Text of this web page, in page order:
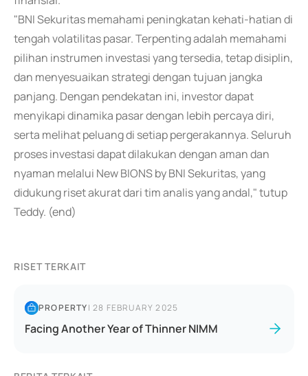
"BNI Sekuritas memahami peningkatan kehati-hatian di
tengah volatilitas pasar. Terpenting adalah memahami
pilihan instrumen investasi yang tersedia, tetap disiplin,
dan menyesuaikan strategi dengan tujuan jangka
panjang. Dengan pendekatan ini, investor dapat
menyikapi dinamika pasar dengan lebih percaya diri,
serta melihat peluang di setiap pergerakannya. Seluruh
proses investasi dapat dilakukan dengan aman dan
nyaman melalui New BIONS by BNI Sekuritas, yang
didukung riset akurat dari tim analis yang andal," tutup
Teddy. (end)
RISET TERKAIT
PROPERTY|28 FEBRUARY 2025
Facing Another Year of Thinner NIMM